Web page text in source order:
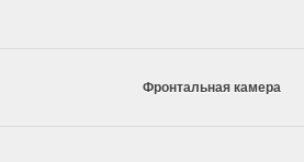
Фронтальная камера